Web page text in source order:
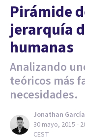
Pirámide
jerarquía
humanas
Analizando
teóricos más
necesidades.
Jonathan
30 mayo, 2015 -
CEST